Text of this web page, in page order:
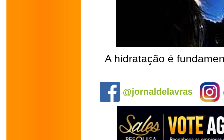
A hidratação é
@jornaldelavras